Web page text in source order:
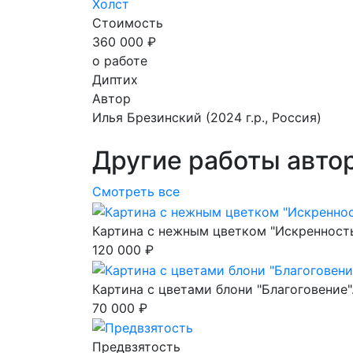
Холст
Стоимость
360 000 ₽
о работе
Диптих
Автор
Илья Брезинский (2024 г.р., Россия)
Другие работы
Смотреть все
Картина с нежным цветком
120 000 ₽
Картина с цветами блони "Благоговение".
70 000 ₽
Предвзятость